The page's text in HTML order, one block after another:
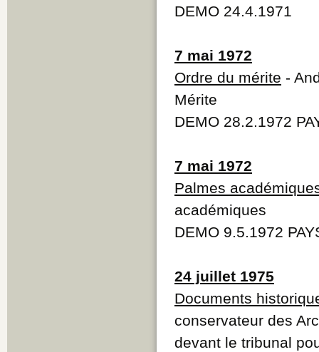
DEMO 24.4.1971
7 mai 1972
Ordre du mérite -
Mérite
DEMO 28.2.1972
7 mai 1972
Palmes
académiques
DEMO 9.5.1972
24 juillet 1975
Documents
conservateur des
devant le tribunal